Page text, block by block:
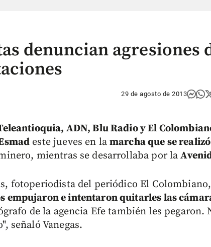
denuncian agresiones
29 de agosto de 2013
ADN, Blu Radio y El
este jueves en lamarcha que se
mientras se desarrollaba por la
fotoperiodista del periódico El
empujaron e intentaron quitarles las
de la agencia Efe también les pegaron.
señaló Vanegas.